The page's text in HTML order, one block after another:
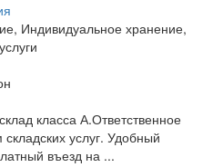
Индивидуальное хранение,
класса А.Ответственное
услуг. Удобный
въезд на ...